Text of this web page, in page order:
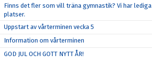
Finns det fler som vill träna gymnastik? Vi har lediga
platser.
Uppstart av vårterminen vecka 5
Information om vårterminen
GOD JUL OCH GOTT NYTT ÅR!